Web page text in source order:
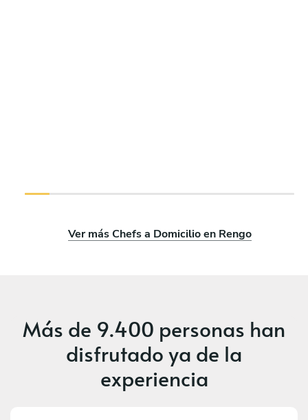
Ver más Chefs a Domicilio en Rengo
Más de 9.400 personas han
disfrutado ya de la
experiencia